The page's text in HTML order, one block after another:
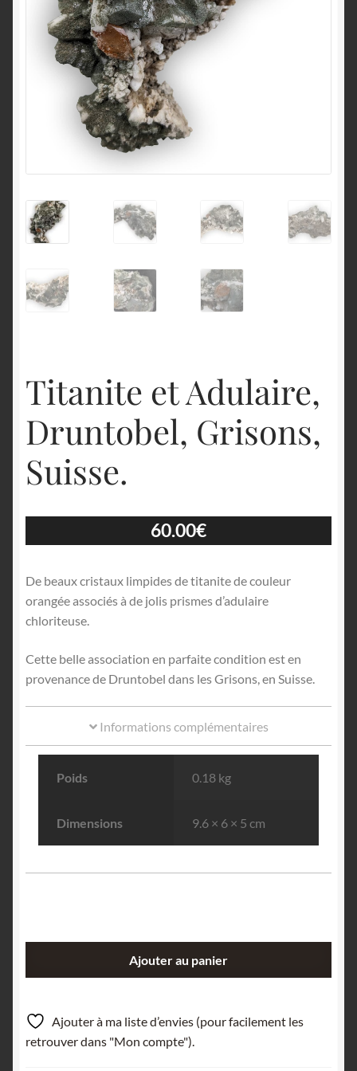
Titanite et Adulaire,
Druntobel, Grisons,
Suisse.
60.00€
De beaux cristaux limpides de titanite de couleur
orangée associés à de jolis prismes d’adulaire
chloriteuse.
Cette belle association en parfaite condition est en
provenance de Druntobel dans les Grisons, en Suisse.
Informations complémentaires
Poids 0.18 kg
Dimensions 9.6 × 6 × 5 cm
et
Adulaire,
Druntobel,
Ajouter au panier
Ajouter à ma liste d’envies (pour facilement les
retrouver dans "Mon compte").